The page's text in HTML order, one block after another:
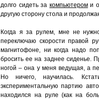
долго сидеть за компьютероми
другую сторону стола и
Когда я за рулем, мне не
переключаю скорости правой
магнитофоне, ни когда надо
бросить ее на заднее сиденье.
ногой – она у меня ведущая, а
Но ничего, научилась.
экспериментальную партию
находился на руле (как на